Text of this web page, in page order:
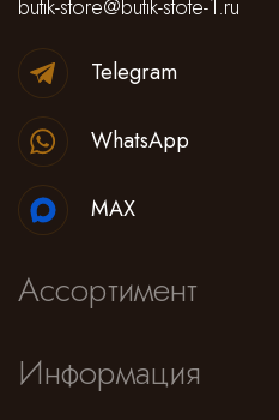
Ассортимент
Информация
butik-store@butik-stote-1.ru
Telegram
WhatsApp
MAX